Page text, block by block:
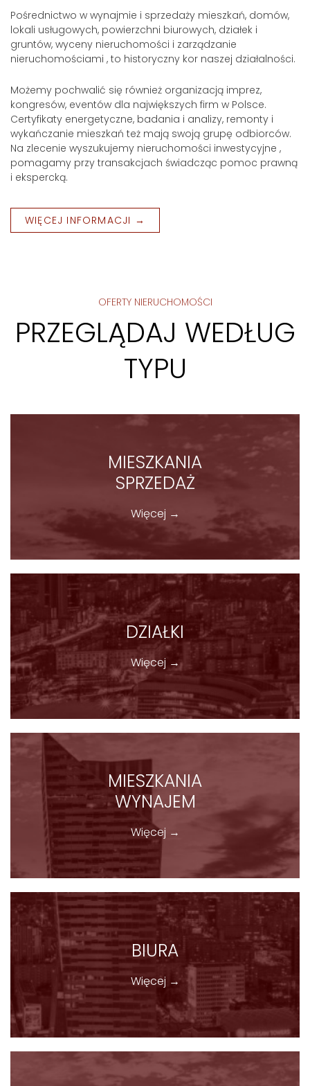
Pośrednictwo w wynajmie i sprzedaży mieszkań, domów,
lokali usługowych, powierzchni biurowych, działek i
gruntów, wyceny nieruchomości i zarządzanie
nieruchomościami , to historyczny kor naszej działalności.
Możemy pochwalić się również organizacją imprez,
kongresów, eventów dla największych firm w Polsce.
Certyfikaty energetyczne, badania i analizy, remonty i
wykańczanie mieszkań też mają swoją grupę odbiorców.
Na zlecenie wyszukujemy nieruchomości inwestycyjne ,
pomagamy przy transakcjach świadcząc pomoc prawną
i ekspercką.
WIĘCEJ INFORMACJI →
OFERTY NIERUCHOMOŚCI
PRZEGLĄDAJ WEDŁUG
TYPU
MIESZKANIA
SPRZEDAŻ
Więcej →
DZIAŁKI
Więcej →
MIESZKANIA
WYNAJEM
Więcej →
BIURA
Więcej →